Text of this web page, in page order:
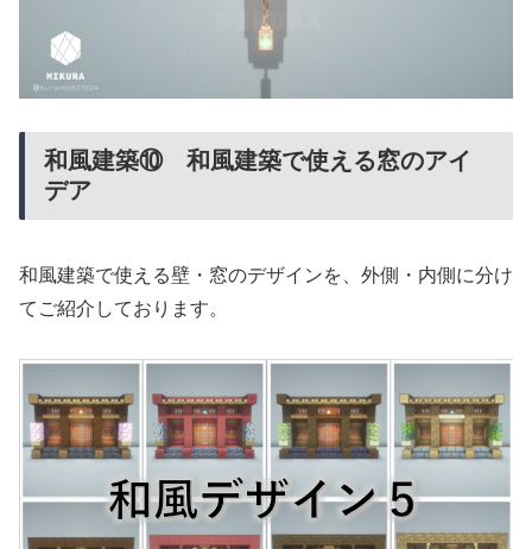
和風建築⑩ 和風建築で使える窓のアイ
デア
和風建築で使える壁・窓のデザインを、外側・内側に分け
てご紹介しております。